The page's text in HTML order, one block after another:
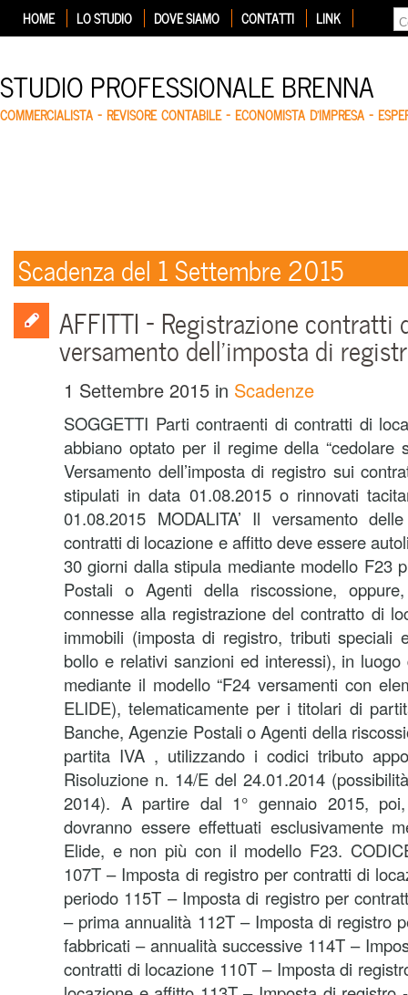
HOME LO STUDIO DOVE SIAMO CONTATTI LINK
STUDIO PROFESSIONALE BRENNA
COMMERCIALISTA – REVISORE CONTABILE – ECONOMISTA D'IMPRESA –
Scadenza del 1 Settembre 2015
AFFITTI – Registrazione contratti
versamento dell’imposta di
1 Settembre 2015 in Scadenze
SOGGETTI Parti contraenti di contratti di
abbiano optato per il regime della “cedolare
Versamento dell’imposta di registro sui
stipulati in data 01.08.2015 o rinnovati
01.08.2015 MODALITA’ Il versamento
contratti di locazione e affitto deve essere
30 giorni dalla stipula mediante modello F23
Postali o Agenti della riscossione,
connesse alla registrazione del contratto di
immobili (imposta di registro, tributi speciali
bollo e relativi sanzioni ed interessi), in
mediante il modello “F24 versamenti con
ELIDE), telematicamente per i titolari di
Banche, Agenzie Postali o Agenti della
partita IVA , utilizzando i codici tributo
Risoluzione n. 14/E del 24.01.2014
2014). A partire dal 1° gennaio 2015,
dovranno essere effettuati esclusivamente
Elide, e non più con il modello F23.
107T – Imposta di registro per contratti di
periodo 115T – Imposta di registro per
– prima annualità 112T – Imposta di registro
fabbricati – annualità successive 114T –
contratti di locazione 110T – Imposta di